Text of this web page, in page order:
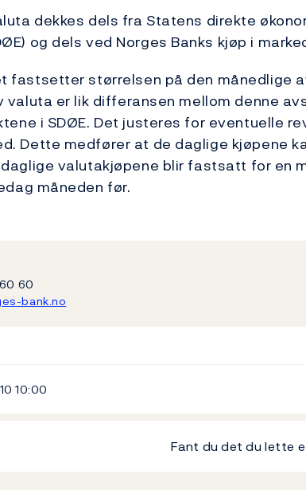
dekkes dels fra Statens direkte
og dels ved Norges Banks kjøp i
fastsetter størrelsen på den månedlige
valuta er lik differansen mellom denne
i SDØE. Det justeres for eventuelle
Dette medfører at de daglige kjøpene
valutakjøpene blir fastsatt for en
måneden før.
60
bank.no
10:00
Fant du det du lette